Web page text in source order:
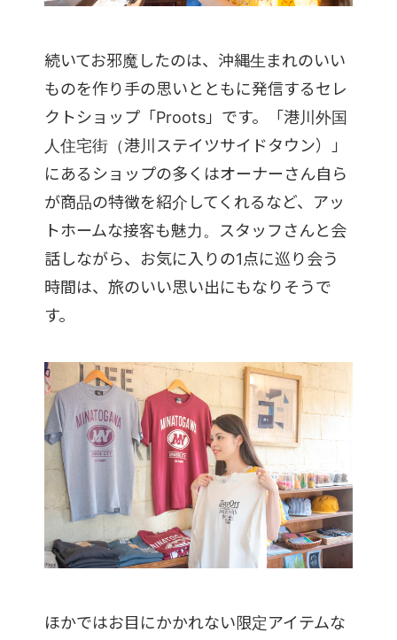
続いてお邪魔したのは、沖縄生まれのいい
ものを作り手の思いとともに発信するセレ
クトショップ「Proots」です。「港川外国
人住宅街（港川ステイツサイドタウン）」
にあるショップの多くはオーナーさん自ら
が商品の特徴を紹介してくれるなど、アッ
トホームな接客も魅力。スタッフさんと会
話しながら、お気に入りの1点に巡り会う
時間は、旅のいい思い出にもなりそうで
す。
ほかではお目にかかれない限定アイテムな